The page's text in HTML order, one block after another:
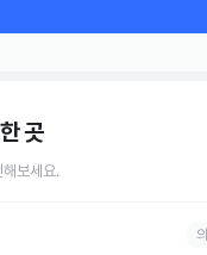
곳
해보세요.